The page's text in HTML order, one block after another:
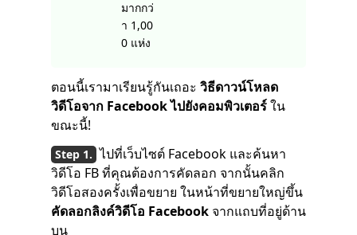
มากกว่
า 1,00
0 แห่ง
ตอนนี้เรามาเรียนรู้กันเถอะ วิธีดาวน์โหลด
วิดีโอจาก Facebook ไปยังคอมพิวเตอร์ใน
ขณะนี้!
ไปที่เว็บไซต์ Facebook และค้นหา
วิดีโอ FB ที่คุณต้องการคัดลอก จากนั้นคลิก
วิดีโอสองครั้งเพื่อขยาย ในหน้าที่ขยายใหญ่ขึ้น
คัดลอกลิงค์วิดีโอ Facebook จากแถบที่อยู่ด้าน
บน